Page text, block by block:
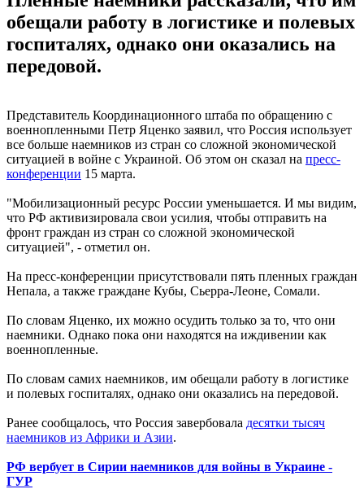
обещали работу в логистике и полевых
госпиталях, однако они оказались на
передовой.
Представитель Координационного штаба по обращению с
военнопленными Петр Яценко заявил, что Россия использует
все больше наемников из стран со сложной экономической
ситуацией в войне с Украиной. Об этом он сказал на пресс-
конференции 15 марта.
"Мобилизационный ресурс России уменьшается. И мы видим,
что РФ активизировала свои усилия, чтобы отправить на
фронт граждан из стран со сложной экономической
ситуацией", - отметил он.
На пресс-конференции присутствовали пять пленных граждан
Непала, а также граждане Кубы, Сьерра-Леоне, Сомали.
По словам Яценко, их можно осудить только за то, что они
наемники. Однако пока они находятся на иждивении как
военнопленные.
По словам самих наемников, им обещали работу в логистике
и полевых госпиталях, однако они оказались на передовой.
Ранее сообщалось, что Россия завербовала десятки тысяч
наемников из Африки и Азии.
РФ вербует в Сирии наемников для войны в Украине -
ГУР